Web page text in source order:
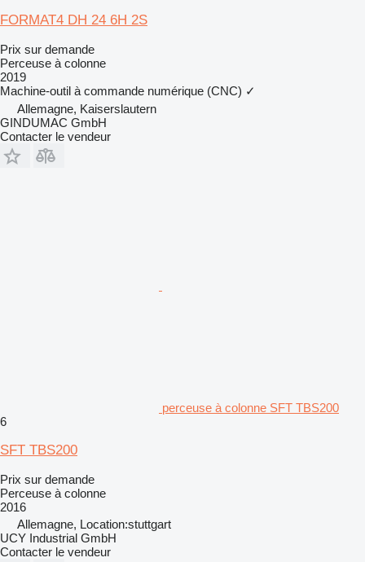
FORMAT4 DH 24 6H 2S
Prix sur demande
Perceuse à colonne
2019
Machine-outil à commande numérique (CNC) ✓
Allemagne, Kaiserslautern
GINDUMAC GmbH
Contacter le vendeur
perceuse à colonne SFT TBS200
6
SFT TBS200
Prix sur demande
Perceuse à colonne
2016
Allemagne, Location:stuttgart
UCY Industrial GmbH
Contacter le vendeur